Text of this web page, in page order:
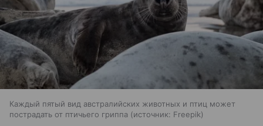
Каждый пятый вид австралийских животных и птиц может
пострадать от птичьего гриппа
источник: Freepik